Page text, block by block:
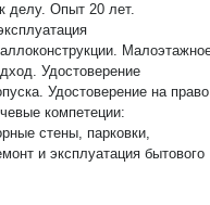
20 лет.
Удостоверение на право
компетеции:
стены, парковки,
и эксплуатация бытового